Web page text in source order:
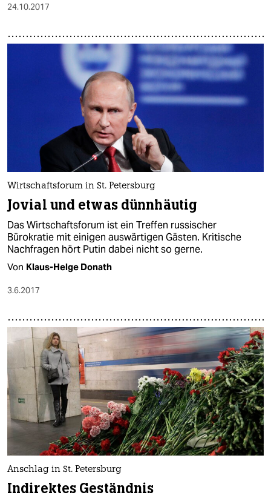
24.10.2017
Wirtschaftsforum in St. Petersburg
Jovial und etwas dünnhäutig
Das Wirtschaftsforum ist ein Treffen russischer
Bürokratie mit einigen auswärtigen Gästen. Kritische
Nachfragen hört Putin dabei nicht so gerne.
Von Klaus-Helge Donath
3.6.2017
Anschlag in St. Petersburg
Indirektes Geständnis